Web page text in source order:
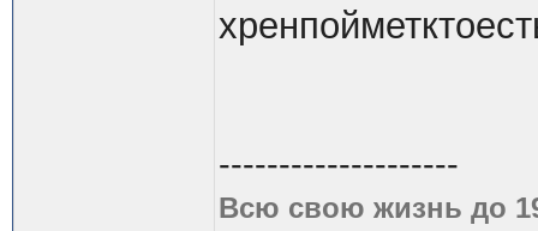
--------------------
Всю свою жизнь до